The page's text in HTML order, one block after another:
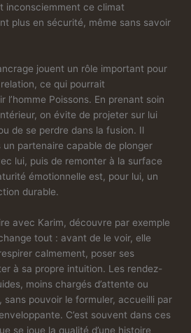
inconsciemment ce climat
plus en sécurité, même sans savoir
jouent un rôle important pour
ce qui pourrait
l’homme Poissons. En prenant soin
on évite de projeter sur lui
de se perdre dans la fusion. Il
un partenaire capable de plonger
lui, puis de remonter à la surface
émotionnelle est, pour lui, un
durable.
avec Karim, découvre par exemple
tout : avant de le voir, elle
calmement, poser ses
à sa propre intuition. Les rendez-
moins chargés d’attente ou
sans pouvoir le formuler, accueilli par
C’est souvent dans ces
se joue la qualité d’une histoire